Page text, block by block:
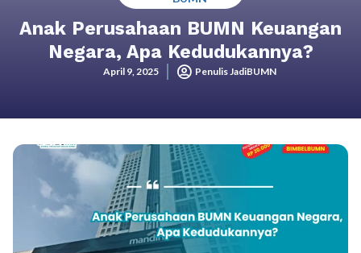
Anak Perusahaan BUMN Keuangan
Negara, Apa Kedudukannya?
April 9, 2025 Penulis JadiBUMN